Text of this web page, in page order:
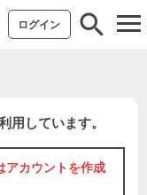
ログイン
用しています。
アカウントを作成